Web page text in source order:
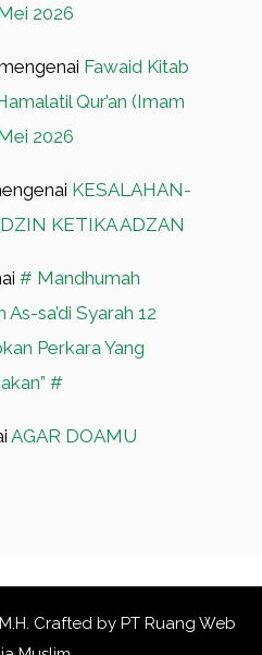
2026
Fawaid Kitab
Qur’an (Imam
2026
KESALAHAN-
KETIKA ADZAN
# Mandhumah
sa’di Syarah 12
Perkara Yang
#
AGAR DOAMU
Crafted by PT Ruang Web